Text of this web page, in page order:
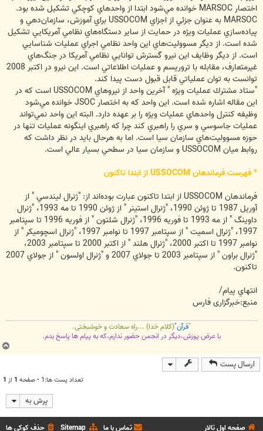
اختصار MARSOC خوانده مي‌شود ابتدا از واحدهاي كوچكي تشكيل شده بود.
MARSOC به عنوان جزئي از اجزاي USSOCOM براي آموزش، سازمان‌دهي و
پياده‌سازي عمليات ويژه در حمايت از ساير دستگاه‌هاي نظامي آمريكايي تشكيل
شده است. از ديگر مسووليت‌هاي اين واحد نظامي اجراي عمليات شناسايي
است. از ديگر وظايف اين نيرو گسترش توانايي نظامي آمريكا در جنگ‌هاي
غيرمتعارف، مقابله با تروريسم و عمليات اطلاعاتي است. اين نيرو در اكتبر 2008
توانست به توان عملياتي قابل قبول دست پيدا كند.
"ستاد مشترك عمليات ويژه " آخرين واحد از نيروهاي USSOCOM است كه در
اين مقاله اشاره شده است. اين واحد كه به اختصار JSOC خوانده مي‌شود
وظيفه كنترل واحدهاي عمليات ويژه را بر عهده دارد. البته اين واحد نمي‌تواند
عمليات جاسوسي و سري را راهبري كند چرا كه راهبري اينگونه عمليات تنها در
حوزه مسووليت‌هاي سازمان سيا است. اما به هرحال بايد در نظر داشت كه
روابط ميان USSOCOM و سازمان سيا در سطحي بسيار عالي است.
* فهرست فرماندهان USSOCOM از ابتدا تاكنون
فرماندهان USSOCOM از ابتدا تاكنون عبارت بوده‌اند از: "ژنرال ليندسي " از
آوريل 1987 تا ژوئن 1990، "ژنرال استينر " از ژوئن 1990 تا مه 1993، "ژنرال
داوينگ " از مه 1993 تا فوريه 1996، "ژنرال شلتون " از فوريه 1996 تا سپتامبر
1997، "ژنرال اسميت " از سپتامبر 1997 تا نوامبر 1997، "ژنرال اسچوميكر " از
نوامبر 1997 تا اكتبر 2000، "ژنرال هلند " از اكتبر 2000 تا سپتامبر 2003،
"ژنرال براون " از سپتامبر 2003 تا جولاي 2007 و "ژنرال اولسون " از جولاي 2007
تاكنون.
انتهاي پيام/
منبع:خبرگزاری فارس
"قرآن"(کلام خدا) ...راه سعادت و خوشبختی.
با عرض پوزش،دیگر در انجمن حضور ندارم،که به پیام ها پاسخ بدم.
ارسال پست
تعداد پست ها:1 • صفحه 1 از 1
پرش به
صفحه اول تالار حذف کوکی ها Sitemap تماس با ما